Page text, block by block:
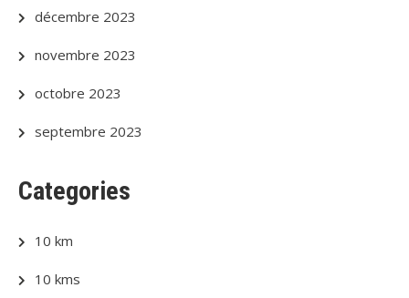
décembre 2023
novembre 2023
octobre 2023
septembre 2023
Categories
10 km
10 kms